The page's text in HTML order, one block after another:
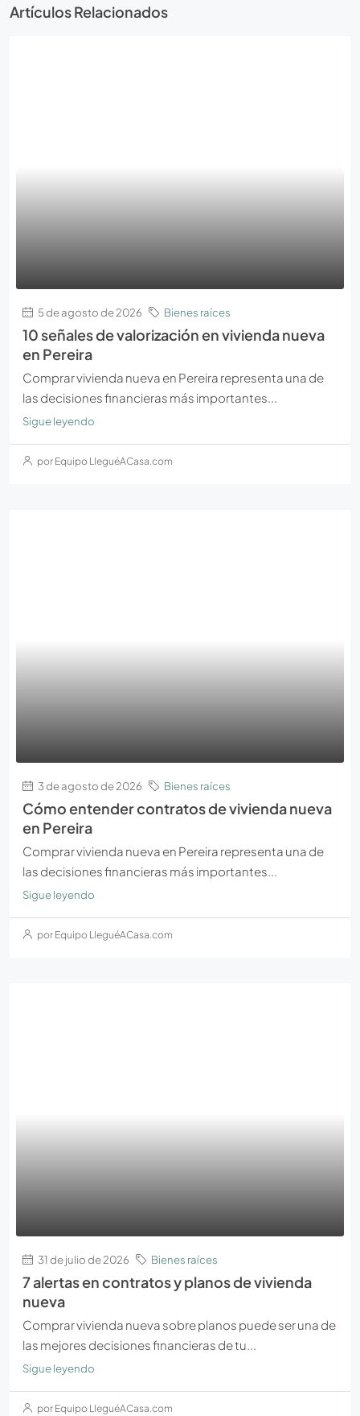
Artículos Relacionados
5 de agosto de 2026 Bienes raíces
10 señales de valorización en vivienda nueva
en Pereira
Comprar vivienda nueva en Pereira representa una de
las decisiones financieras más importantes...
Sigue leyendo
por Equipo LleguéACasa.com
3 de agosto de 2026 Bienes raíces
Cómo entender contratos de vivienda nueva
en Pereira
Comprar vivienda nueva en Pereira representa una de
las decisiones financieras más importantes...
Sigue leyendo
por Equipo LleguéACasa.com
31 de julio de 2026 Bienes raíces
7 alertas en contratos y planos de vivienda
nueva
Comprar vivienda nueva sobre planos puede ser una de
las mejores decisiones financieras de tu...
Sigue leyendo
por Equipo LleguéACasa.com